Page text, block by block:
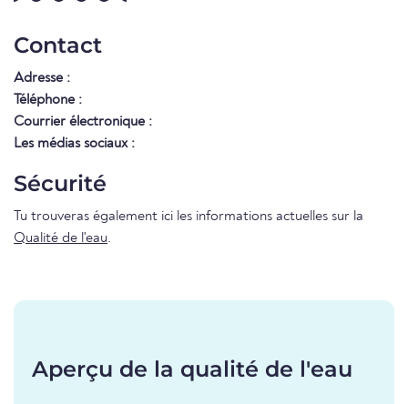
Contact
Adresse :
Téléphone :
Courrier électronique :
Les médias sociaux :
Sécurité
Tu trouveras également ici les informations actuelles sur la
Qualité de l'eau.
Aperçu de la qualité de l'eau